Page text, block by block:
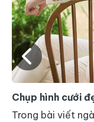
Chụp hình cưới
Trong bài viết